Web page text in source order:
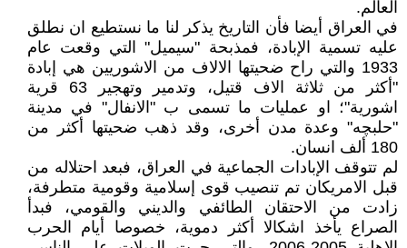
العالم.
في العراق أيضا فأن التاريخ يذكر لنا ما نستطيع ان نطلق
عليه تسمية الإبادة، فمذبحة "سيميل" التي وقعت عام
1933 والتي راح ضحيتها الالاف من الاشوريين هي إبادة
"أكثر من ثلاثة الاف قتيل، وتدمير وتهجير 63 قرية
اشورية"؛ او عمليات ما تسمى ب "الانفال" في مدينة
"حلبچه" وعدة مدن أخرى، وقد ذهب ضحيتها أكثر من
180 ألف انسان.
لم تتوقف الإبادات الجماعية في العراق، فبعد احتلاله من
قبل الامريكان تم تنصيب قوى إسلامية وقومية متطرفة،
زادت من الاحتقان الطائفي والديني والقومي، فبدأ
الصراع يأخذ اشكالا أكثر دموية، خصوصا أيام الحرب